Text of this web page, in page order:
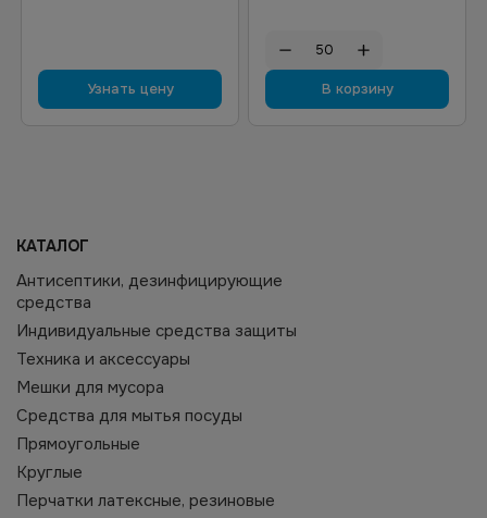
Узнать цену В корзину
КАТАЛОГ
Антисептики, дезинфицирующие
средства
Индивидуальные средства защиты
Техника и аксессуары
Мешки для мусора
Средства для мытья посуды
Прямоугольные
Круглые
Перчатки латексные, резиновые